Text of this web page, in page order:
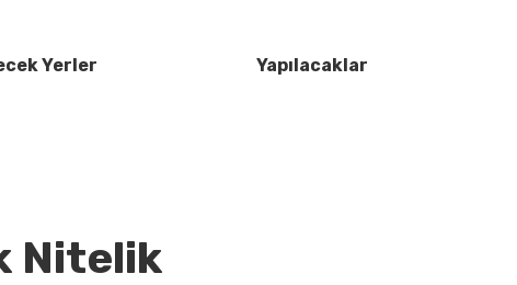
Yerler Yapılacaklar
Nitelik